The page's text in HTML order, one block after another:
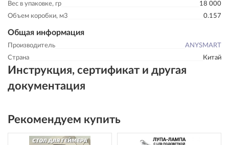
Вес в упаковке, гр
18 000
Объем коробки, м3
0.157
Общая информация
Производитель
ANYSMART
Страна
Китай
Инструкция, сертификат и другая
документация
Рекомендуем купить